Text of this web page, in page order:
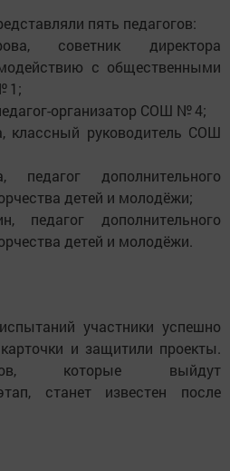
пять педагогов:
советник директора
с общественными
1;
организатор СОШ № 4;
классный руководитель СОШ
дополнительного
детей и молодёжи;
педагог дополнительного
детей и молодёжи.
участники успешно
и защитили проекты.
которые выйдут
станет известен после